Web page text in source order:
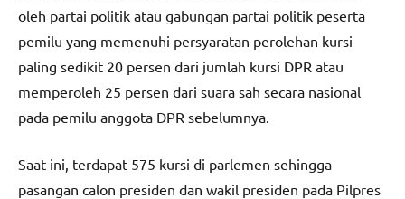
oleh partai politik atau gabungan partai politik peserta
pemilu yang memenuhi persyaratan perolehan kursi
paling sedikit 20 persen dari jumlah kursi DPR atau
memperoleh 25 persen dari suara sah secara nasional
pada pemilu anggota DPR sebelumnya.
Saat ini, terdapat 575 kursi di parlemen sehingga
pasangan calon presiden dan wakil presiden pada Pilpres